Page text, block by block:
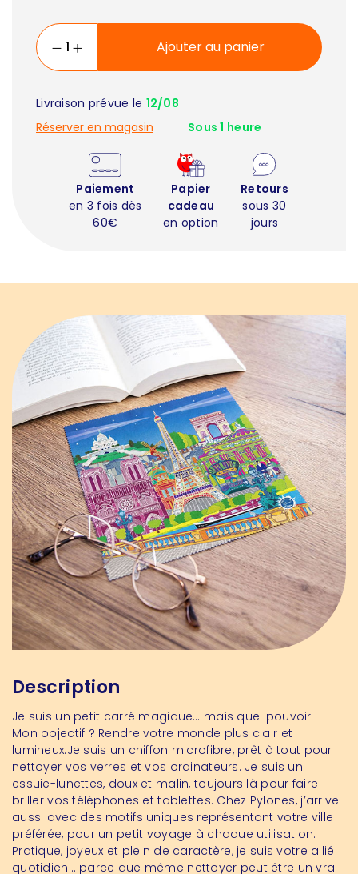
Ajouter au panier
Livraison prévue le 12/08
Réserver en magasin
Sous 1 heure
Paiement
en 3 fois dès
60€
Papier
cadeau
en option
Retours
sous 30
jours
Description
Je suis un petit carré magique… mais quel pouvoir !
Mon objectif ? Rendre votre monde plus clair et
lumineux.Je suis un chiffon microfibre, prêt à tout pour
nettoyer vos verres et vos ordinateurs. Je suis un
essuie-lunettes, doux et malin, toujours là pour faire
briller vos téléphones et tablettes. Chez Pylones, j’arrive
aussi avec des motifs uniques représentant votre ville
préférée, pour un petit voyage à chaque utilisation.
Pratique, joyeux et plein de caractère, je suis votre allié
quotidien… parce que même nettoyer peut être un vrai